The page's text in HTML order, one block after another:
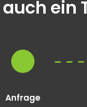
ein
Anfrage